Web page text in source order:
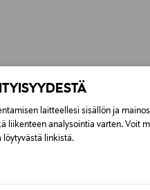
laitteellesi sisällön ja
liikenteen analysointia varten. Voit
löytyvästä linkistä.